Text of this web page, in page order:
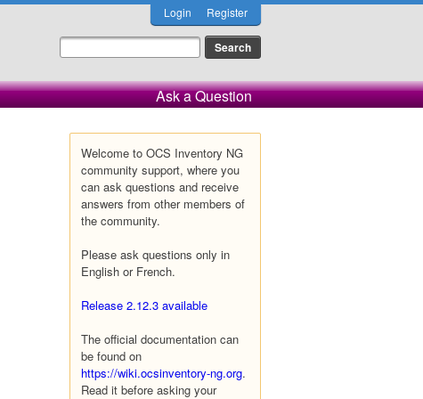
Login Register
Ask a Question
Welcome to OCS Inventory NG
community support, where you
can ask questions and receive
answers from other members of
the community.
Please ask questions only in
English or French.
Release 2.12.3 available
The official documentation can
be found on
https://wiki.ocsinventory-ng.org.
Read it before asking your